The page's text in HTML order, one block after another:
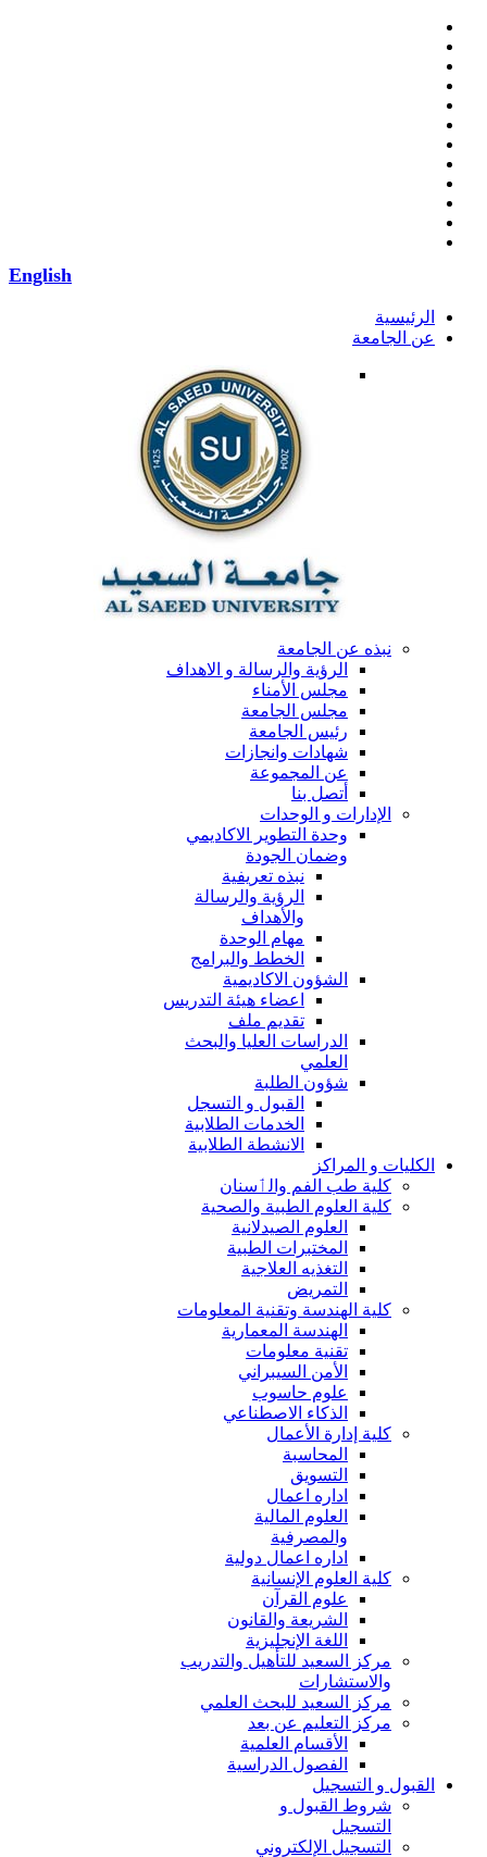
English
الرئيسية
عن الجامعة
نبذه عن الجامعة
الرؤية والرسالة و الاهداف
مجلس الأمناء
مجلس الجامعة
رئيس الجامعة
شهادات وانجازات
عن المجموعة
أتصل بنا
الإدارات و الوحدات
وحدة التطوير الاكاديمي
وضمان الجودة
نبذه تعريفية
الرؤية والرسالة
والأهداف
مهام الوحدة
الخطط والبرامج
الشؤون الاكاديمية
اعضاء هيئة التدريس
تقديم ملف
الدراسات العليا والبحث
العلمي
شؤون الطلبة
القبول و التسجل
الخدمات الطلابية
الانشطة الطلابية
الكليات و المراكز
كلية طب الفم والٲسنان
كلية العلوم الطبية والصحية
العلوم الصيدلانية
المختبرات الطبية
التغذيه العلاجية
التمريض
كلية الهندسة وتقنية المعلومات
الهندسة المعمارية
تقنية معلومات
الأمن السيبراني
علوم حاسوب
الذكاء الاصطناعي
كلية إدارة الأعمال
المحاسبة
التسويق
اداره اعمال
العلوم المالية
والمصرفية
اداره اعمال دولية
كلية العلوم الإنسانية
علوم القرآن
الشريعة والقانون
اللغة الإنجليزية
مركز السعيد للتأهيل والتدريب
والاستشارات
مركز السعيد للبحث العلمي
مركز التعليم عن بعد
الأقسام العلمية
الفصول الدراسية
القبول و التسجيل
شروط القبول و
التسجيل
التسجيل الإلكتروني